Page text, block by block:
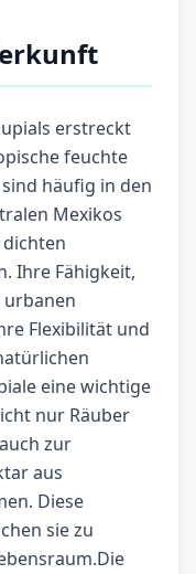
erstreckt
feuchte
häufig in den
Mexikos
Ihre Fähigkeit,
Flexibilität und
eine wichtige
nur Räuber
zur
aus
Diese
sie zu